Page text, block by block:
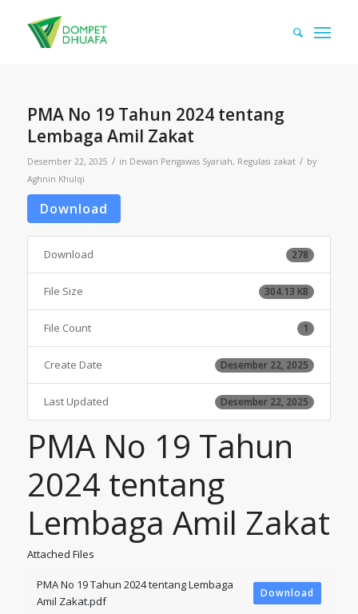
PMA No 19 Tahun 2024 tentang
Lembaga Amil Zakat
Desember 22, 2025 / in Dewan Pengawas Syariah, Regulasi zakat / by
Aghnin Khulqi
Download
Download 278
File Size 304.13 KB
File Count 1
Create Date Desember 22, 2025
Last Updated Desember 22, 2025
PMA No 19 Tahun
2024 tentang
Lembaga Amil Zakat
Attached Files
PMA No 19 Tahun 2024 tentang Lembaga
Amil Zakat.pdf
Download